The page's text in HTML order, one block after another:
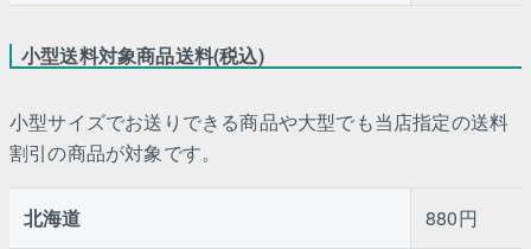
小型送料対象商品送料(税込)
小型サイズでお送りできる商品や大型でも当店指定の送料
割引の商品が対象です。
北海道 880円